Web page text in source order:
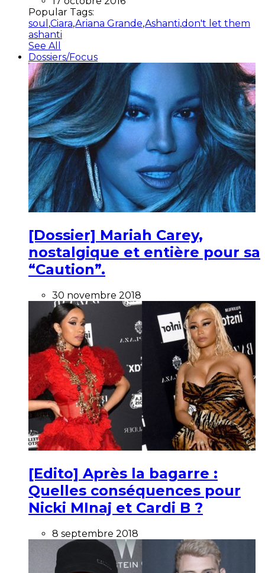
Popular Tags:
soul ,Ciara,Ariana Grande,Ashanti,don't let them
ashanti
See All
Dossiers/Focus
[Dossier] Mariah Carey,
nostalgique et entière pour sa
“Caution”.
30 novembre 2018
[Edito] Après la bagarre :
Quelles conséquences pour
Nicki MInaj et Cardi B ?
8 septembre 2018